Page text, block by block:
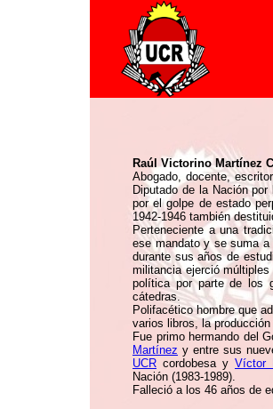
Raúl Victorino Martínez
Abogado, docente,
Diputado de la Nación
por el golpe de estado
1942-1946 también
Perteneciente a una
ese mandato y se suma
durante sus años de
militancia ejerció
política por parte de los
cátedras.
Polifacético hombre que
varios libros, la
Fue primo hermando del
Martínez y entre sus
UCR cordobesa y Víctor
Nación (1983-1989).
Falleció a los 46 años de